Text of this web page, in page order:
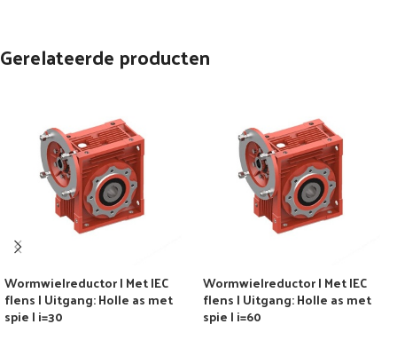
Gerelateerde producten
Wormwielreductor | Met IEC
flens | Uitgang: Holle as met
spie | i=30
Wormwielreductor | Met IEC
flens | Uitgang: Holle as met
spie | i=60